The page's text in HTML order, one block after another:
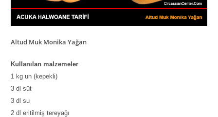
Altud Muk Monika Yağan
Kullanılan malzemeler
1 kg un (kepekli)
3 dl süt
3 dl su
2 dl eritilmiş tereyağı